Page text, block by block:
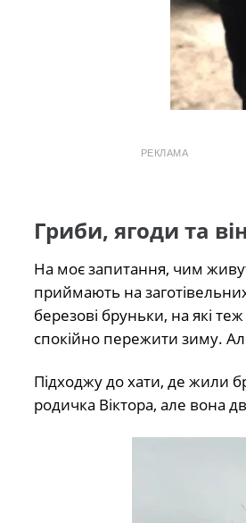
РЕКЛАМА
Гриби, ягоди та
На моє запитання, чим
приймають на
березові бруньки, на які
спокійно пережити зиму.
Підходжу до хати, де жили
родичка Віктора, але вона